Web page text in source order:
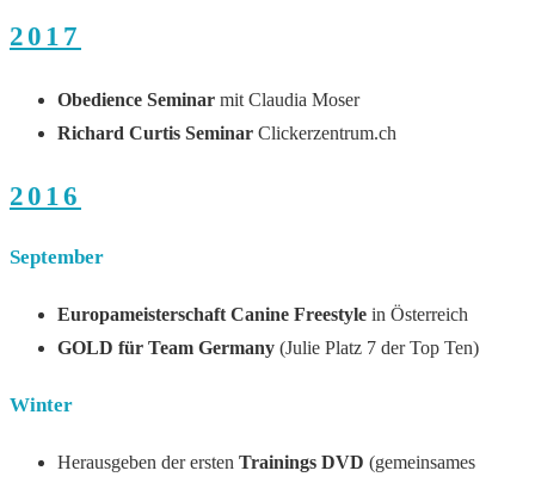
2017
Obedience Seminar mit Claudia Moser
Richard Curtis Seminar Clickerzentrum.ch
2016
September
Europameisterschaft Canine Freestyle in Österreich
GOLD für Team Germany (Julie Platz 7 der Top Ten)
Winter
Herausgeben der ersten Trainings DVD (gemeinsames